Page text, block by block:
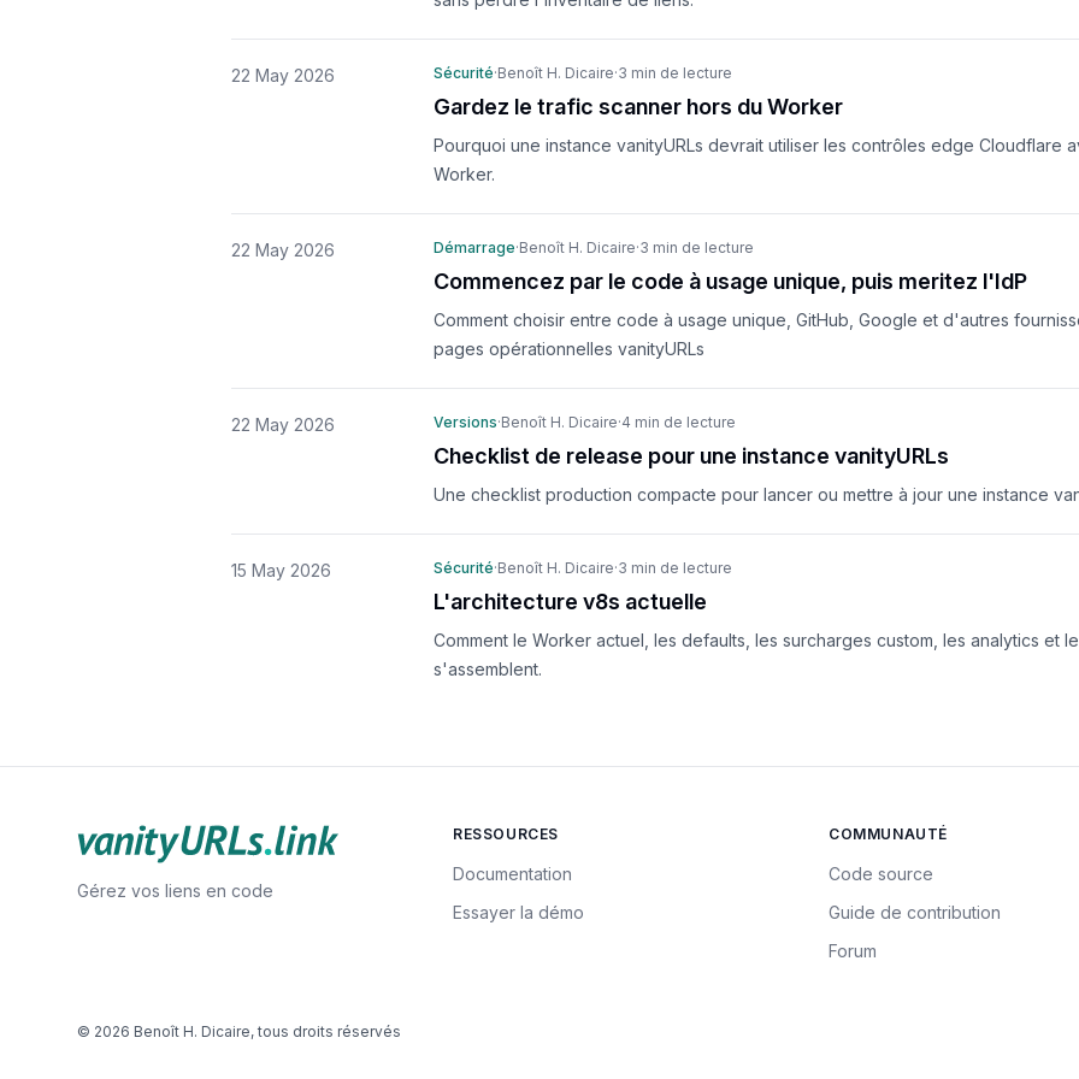
22 May 2026 Sécurité·Benoît H. Dicaire·3 min de lecture
Gardez le trafic scanner hors du Worker
Pourquoi une instance vanityURLs devrait utiliser les contrôles edge Cloudflare
Worker.
22 May 2026 Démarrage·Benoît H. Dicaire·3 min de lecture
Commencez par le code à usage unique, puis meritez l'IdP
Comment choisir entre code à usage unique, GitHub, Google et d'autres
pages opérationnelles vanityURLs
22 May 2026 Versions·Benoît H. Dicaire·4 min de lecture
Checklist de release pour une instance vanityURLs
Une checklist production compacte pour lancer ou mettre à jour une instance
15 May 2026 Sécurité·Benoît H. Dicaire·3 min de lecture
L'architecture v8s actuelle
Comment le Worker actuel, les defaults, les surcharges custom, les analytics et
s'assemblent.
Gérez vos liens en code
RESSOURCES
Documentation
Essayer la démo
COMMUNAUTÉ
Code source
Guide de contribution
Forum
© 2026 Benoît H. Dicaire, tous droits réservés